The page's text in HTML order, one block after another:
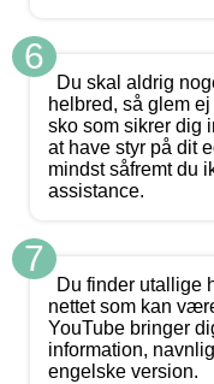
6
Du skal aldrig
helbred, så glem
sko som sikrer dig
at have styr på dit
mindst såfremt du
assistance.
7
Du finder utallige
nettet som kan
YouTube bringer
information,
engelske version.